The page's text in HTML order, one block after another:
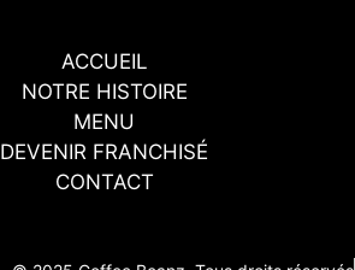
ACCUEIL
NOTRE HISTOIRE
MENU
DEVENIR FRANCHISÉ
CONTACT